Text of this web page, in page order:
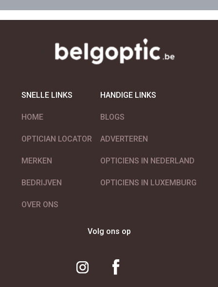
SNELLE LINKS
HOME
OPTICIAN LOCATOR
MERKEN
BEDRIJVEN
OVER ONS
HANDIGE LINKS
BLOGS
ADVERTEREN
OPTICIENS IN NEDERLAND
OPTICIENS IN LUXEMBURG
Volg ons op